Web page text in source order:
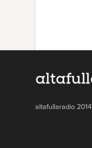
altafullaradio 2014